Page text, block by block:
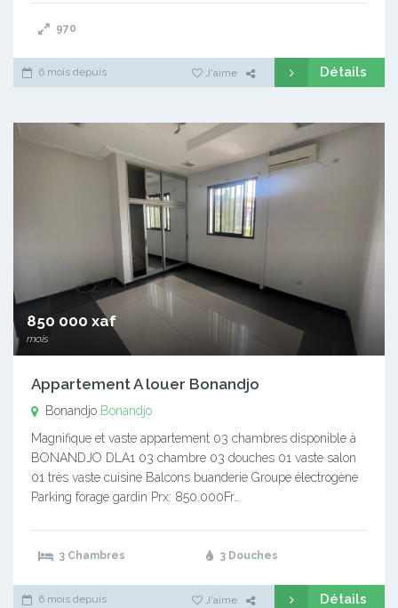
970
6 mois depuis J'aime Détails
850 000 xaf
mois
Appartement A louer Bonandjo
Bonandjo Bonandjo
Magnifique et vaste appartement 03 chambres disponible à
BONANDJO DLA1 03 chambre 03 douches 01 vaste salon
01 très vaste cuisine Balcons buanderie Groupe électrogène
Parking forage gardin Prx: 850.000Fr…
3 Chambres 3 Douches
6 mois depuis J'aime Détails